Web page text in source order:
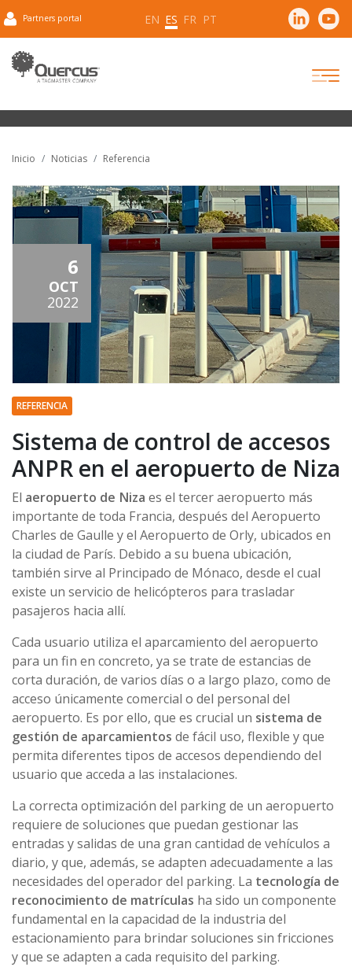
Partners portal EN ES FR PT
Inicio Noticias Referencia
6
OCT
2022
REFERENCIA
Sistema de control de accesos
ANPR en el aeropuerto de Niza
El aeropuerto de Niza es el tercer aeropuerto más
importante de toda Francia, después del Aeropuerto
Charles de Gaulle y el Aeropuerto de Orly, ubicados en
la ciudad de París. Debido a su buena ubicación,
también sirve al Principado de Mónaco, desde el cual
existe un servicio de helicópteros para trasladar
pasajeros hacia allí.
Cada usuario utiliza el aparcamiento del aeropuerto
para un fin en concreto, ya se trate de estancias de
corta duración, de varios días o a largo plazo, como de
acceso únicamente comercial o del personal del
aeropuerto. Es por ello, que es crucial un sistema de
gestión de aparcamientos de fácil uso, flexible y que
permita diferentes tipos de accesos dependiendo del
usuario que acceda a las instalaciones.
La correcta optimización del parking de un aeropuerto
requiere de soluciones que puedan gestionar las
entradas y salidas de una gran cantidad de vehículos a
diario, y que, además, se adapten adecuadamente a las
necesidades del operador del parking. La tecnología de
reconocimiento de matrículas ha sido un componente
fundamental en la capacidad de la industria del
estacionamiento para brindar soluciones sin fricciones
y que se adapten a cada requisito del parking.